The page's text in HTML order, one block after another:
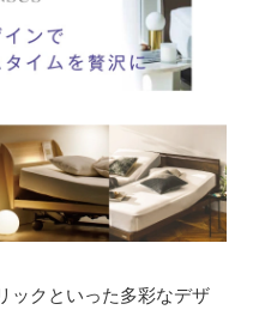
ックといった多彩なデザ